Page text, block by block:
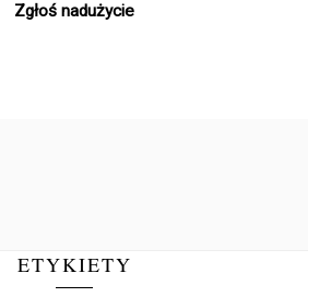
Zgłoś nadużycie
ETYKIETY